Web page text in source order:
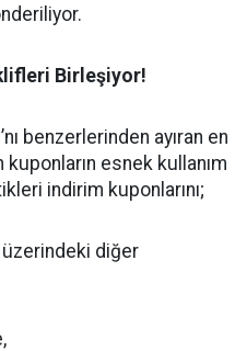
Birleşiyor!
benzerlerinden ayıran en
kuponların esnek kullanım
indirim kuponlarını;
üzerindeki diğer